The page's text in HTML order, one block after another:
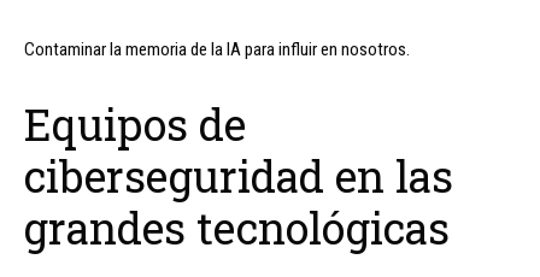
Contaminar la memoria de la IA para influir en nosotros.
Equipos de
ciberseguridad en las
grandes tecnológicas